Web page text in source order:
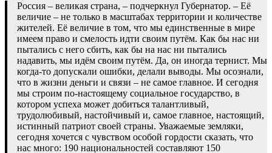
Россия – великая страна, – подчеркнул Губернатор. – Её
величие – не только в масштабах территории и количестве
жителей. Её величие в том, что мы единственные в мире
имеем право и смелость идти своим путём. Как бы нас ни
пытались с него сбить, как бы на нас ни пытались
надавить, мы идём своим путём. Да, он иногда тернист. Мы
когда-то допускали ошибки, делали выводы. Мы осознали,
что в жизни деньги и связи – не самое главное. И сегодня
мы строим по-настоящему социальное государство, в
котором успеха может добиться талантливый,
трудолюбивый, настойчивый и, самое главное, настоящий,
истинный патриот своей страны. Уважаемые земляки,
сегодня хочется с чувством особой гордости сказать, что
нас много: 190 национальностей составляют 150